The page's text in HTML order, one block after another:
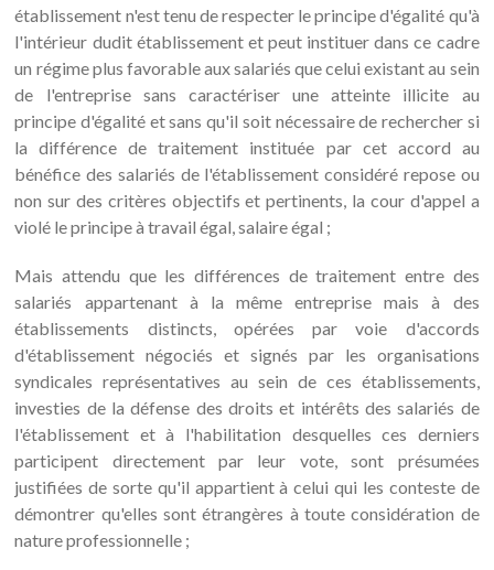
établissement n'est tenu de respecter le principe d'égalité qu'à
l'intérieur dudit établissement et peut instituer dans ce cadre
un régime plus favorable aux salariés que celui existant au sein
de l'entreprise sans caractériser une atteinte illicite au
principe d'égalité et sans qu'il soit nécessaire de rechercher si
la différence de traitement instituée par cet accord au
bénéfice des salariés de l'établissement considéré repose ou
non sur des critères objectifs et pertinents, la cour d'appel a
violé le principe à travail égal, salaire égal ;
Mais attendu que les différences de traitement entre des
salariés appartenant à la même entreprise mais à des
établissements distincts, opérées par voie d'accords
d'établissement négociés et signés par les organisations
syndicales représentatives au sein de ces établissements,
investies de la défense des droits et intérêts des salariés de
l'établissement et à l'habilitation desquelles ces derniers
participent directement par leur vote, sont présumées
justifiées de sorte qu'il appartient à celui qui les conteste de
démontrer qu'elles sont étrangères à toute considération de
nature professionnelle ;